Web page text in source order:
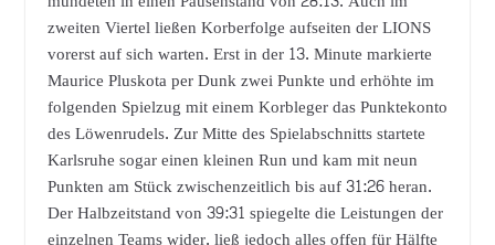
zweiten Viertel ließen Korberfolge aufseiten der LIONS
vorerst auf sich warten. Erst in der 13. Minute markierte
Maurice Pluskota per Dunk zwei Punkte und erhöhte im
folgenden Spielzug mit einem Korbleger das Punktekonto
des Löwenrudels. Zur Mitte des Spielabschnitts startete
Karlsruhe sogar einen kleinen Run und kam mit neun
Punkten am Stück zwischenzeitlich bis auf 31:26 heran.
Der Halbzeitstand von 39:31 spiegelte die Leistungen der